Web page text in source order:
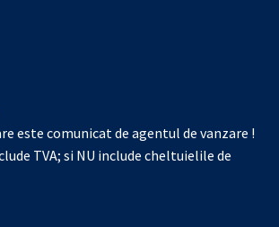
este comunicat de agentul de vanzare !
TVA; si NU include cheltuielile de